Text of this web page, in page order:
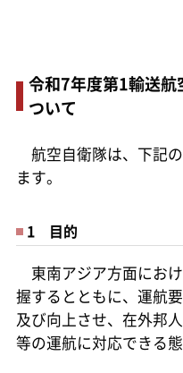
令和7年度第1輸送航
ついて
航空自衛隊は、下記
ます。
1 目的
東南アジア方面にお
握するとともに、運航
及び向上させ、在外邦
等の運航に対応できる態